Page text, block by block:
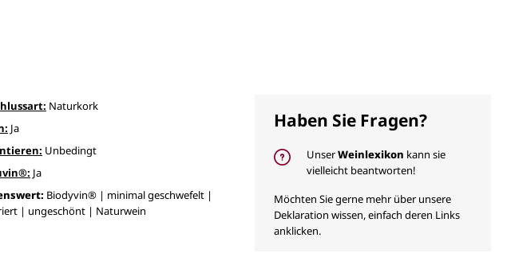
Naturkork
Ja
Unbedingt
Ja
Biodyvin® | minimal geschwefelt |
| ungeschönt | Naturwein
Haben Sie Fragen?
UnserWeinlexikon kann sie
vielleicht beantworten!
Möchten Sie gerne mehr über unsere
Deklaration wissen, einfach deren Links
anklicken.